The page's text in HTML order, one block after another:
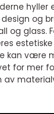
hyller
og
og glass.
kan være
for mer
av